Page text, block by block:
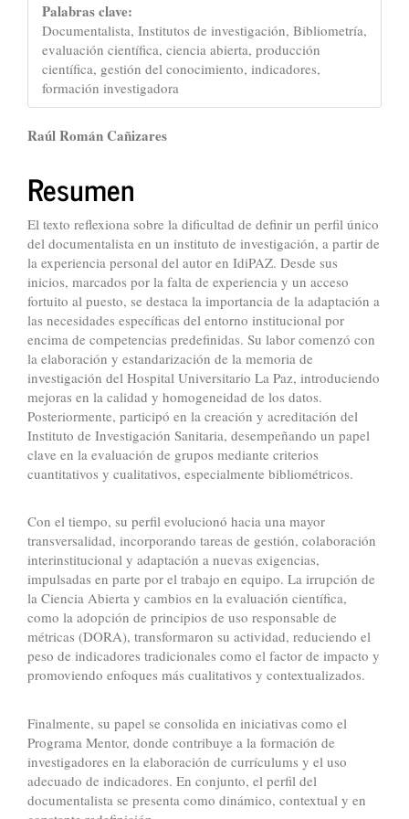
Palabras clave:
Documentalista, Institutos de investigación, Bibliometría,
evaluación científica, ciencia abierta, producción
científica, gestión del conocimiento, indicadores,
formación investigadora
Contenido
principal
del
artículo
Raúl Román Cañizares
Resumen
El texto reflexiona sobre la dificultad de definir un perfil único
del documentalista en un instituto de investigación, a partir de
la experiencia personal del autor en IdiPAZ. Desde sus
inicios, marcados por la falta de experiencia y un acceso
fortuito al puesto, se destaca la importancia de la adaptación a
las necesidades específicas del entorno institucional por
encima de competencias predefinidas. Su labor comenzó con
la elaboración y estandarización de la memoria de
investigación del Hospital Universitario La Paz, introduciendo
mejoras en la calidad y homogeneidad de los datos.
Posteriormente, participó en la creación y acreditación del
Instituto de Investigación Sanitaria, desempeñando un papel
clave en la evaluación de grupos mediante criterios
cuantitativos y cualitativos, especialmente bibliométricos.
Con el tiempo, su perfil evolucionó hacia una mayor
transversalidad, incorporando tareas de gestión, colaboración
interinstitucional y adaptación a nuevas exigencias,
impulsadas en parte por el trabajo en equipo. La irrupción de
la Ciencia Abierta y cambios en la evaluación científica,
como la adopción de principios de uso responsable de
métricas (DORA), transformaron su actividad, reduciendo el
peso de indicadores tradicionales como el factor de impacto y
promoviendo enfoques más cualitativos y contextualizados.
Finalmente, su papel se consolida en iniciativas como el
Programa Mentor, donde contribuye a la formación de
investigadores en la elaboración de currículums y el uso
adecuado de indicadores. En conjunto, el perfil del
documentalista se presenta como dinámico, contextual y en